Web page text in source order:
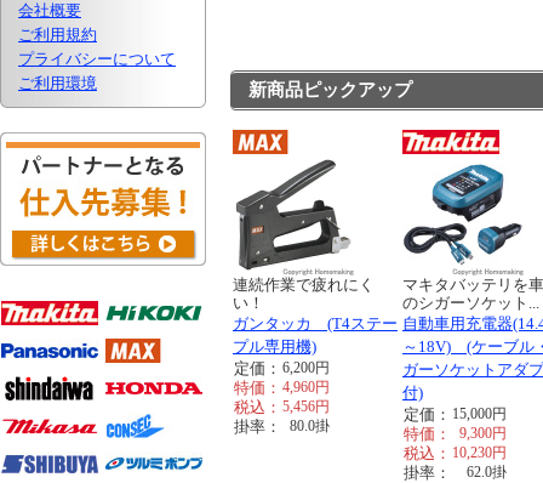
会社概要
ご利用規約
プライバシーについて
ご利用環境
新商品ピックアップ
連続作業で疲れにく
い！
ガンタッカ (T4ステー
プル専用機)
定価： 6,200円
特価： 4,960円
税込： 5,456円
掛率： 80.0掛
マキタバッテリを
のシガーソケット...
自動車用充電器
～18V) (ケーブル
ガーソケットアダ
付)
定価： 15,000円
特価： 9,300円
税込： 10,230円
掛率： 62.0掛